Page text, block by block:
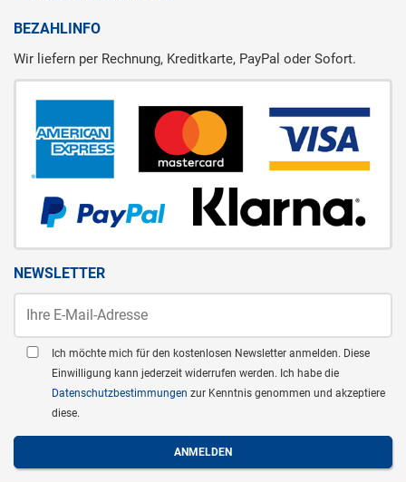
BEZAHLINFO
Wir liefern per Rechnung, Kreditkarte, PayPal oder Sofort.
NEWSLETTER
Ich möchte mich für den kostenlosen Newsletter anmelden. Diese
Einwilligung kann jederzeit widerrufen werden. Ich habe die
Datenschutzbestimmungen zur Kenntnis genommen und akzeptiere
diese.